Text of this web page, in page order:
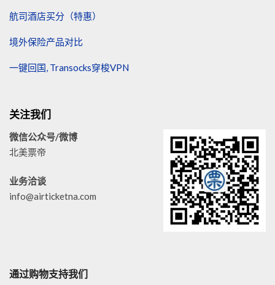
航司酒店买分（特惠）
境外保险产品对比
一键回国, Transocks穿梭VPN
关注我们
微信公众号/微博
北美票帝
业务洽谈
info@airticketna.com
通过购物支持我们